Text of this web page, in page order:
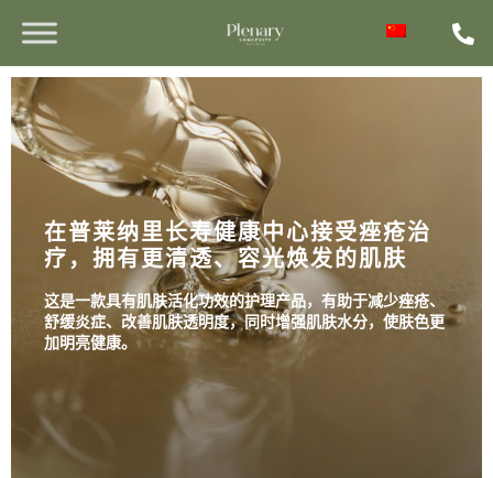
在普莱纳里长寿健康中心接受痤疮治
疗，拥有更清透、容光焕发的肌肤
这是一款具有肌肤活化功效的护理产品，有助于减少痤疮、
舒缓炎症、改善肌肤透明度，同时增强肌肤水分，使肤色更
加明亮健康。